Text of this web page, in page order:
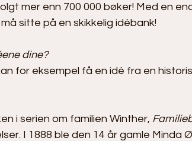
mer enn 700 000 bøker! Med en
sitte på en skikkelig idébank!
dine?
for eksempel få en idé fra en
i serien om familien Winther,
I 1888 ble den 14 år gamle Minda